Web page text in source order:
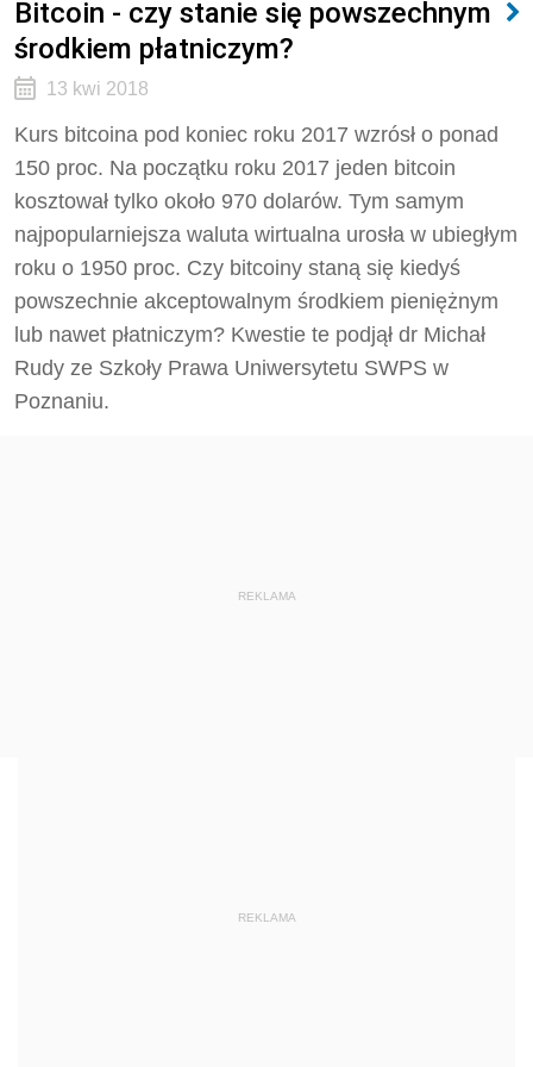
Bitcoin - czy stanie się powszechnym
środkiem płatniczym?
13 kwi 2018
Kurs bitcoina pod koniec roku 2017 wzrósł o ponad
150 proc. Na początku roku 2017 jeden bitcoin
kosztował tylko około 970 dolarów. Tym samym
najpopularniejsza waluta wirtualna urosła w ubiegłym
roku o 1950 proc. Czy bitcoiny staną się kiedyś
powszechnie akceptowalnym środkiem pieniężnym
lub nawet płatniczym? Kwestie te podjął dr Michał
Rudy ze Szkoły Prawa Uniwersytetu SWPS w
Poznaniu.
REKLAMA
REKLAMA